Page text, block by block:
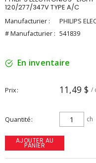
120/277/347V TYPE A/C
Manufacturier :
PHILIPS
# Manufacturier : 541839
En inventaire
Prix 11,49 $ /
Quantité ch
AJOUTER AU
PANIER